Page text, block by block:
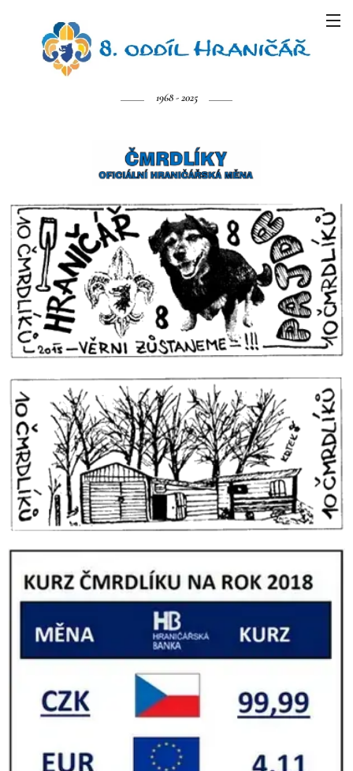
1968 - 2025